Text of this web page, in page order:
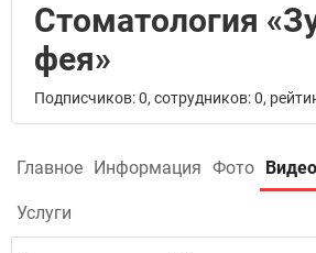
Стоматология
фея»
Подписчиков: 0, сотрудников: 0,
Главное Информация Фото Видео
Услуги